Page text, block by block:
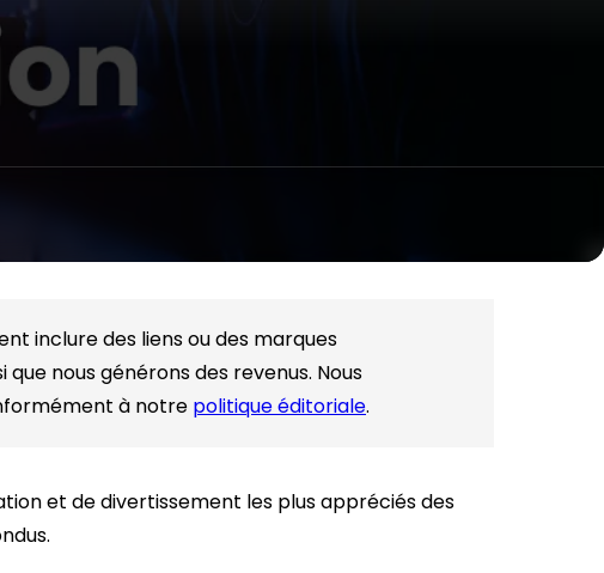
inclure des liens ou des marques
nous générons des revenus. Nous
à notre politique éditoriale.
et de divertissement les plus appréciés des